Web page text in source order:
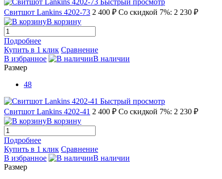
Быстрый просмотр
Свитшот Lankins 4202-73 2 400 ₽ Со скидкой 7%: 2 230 ₽
В корзину
Подробнее
Купить в 1 клик Сравнение
В избранное
В наличии
Размер
48
Быстрый просмотр
Свитшот Lankins 4202-41 2 400 ₽ Со скидкой 7%: 2 230 ₽
В корзину
Подробнее
Купить в 1 клик Сравнение
В избранное
В наличии
Размер